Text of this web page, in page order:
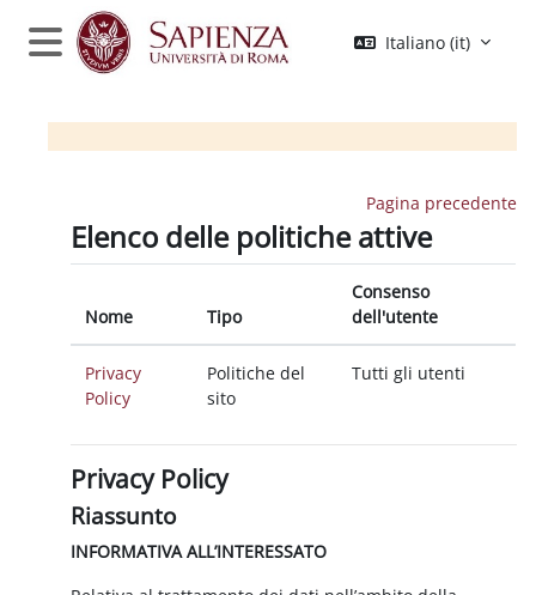
Vai al contenuto principale
Pannello laterale
Italiano ‎(it)‎
Pagina precedente
Elenco delle politiche attive
Nome Tipo
Consenso
dell'utente
Privacy
Policy
Politiche del
sito
Tutti gli utenti
Privacy Policy
Riassunto
INFORMATIVA ALL’INTERESSATO